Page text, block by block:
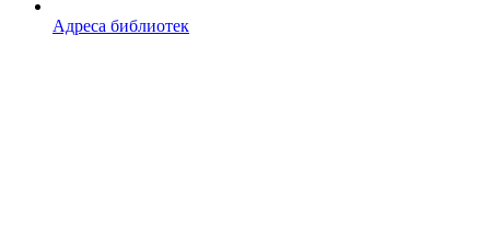
Адреса библиотек